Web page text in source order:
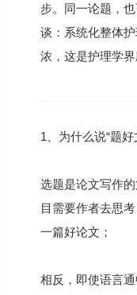
步。同一论题，
谈：系统化整体
浓，这是护理学界
1、为什么说“题好
选题是论文写作
目需要作者去思
一篇好论文；
相反，即使语言